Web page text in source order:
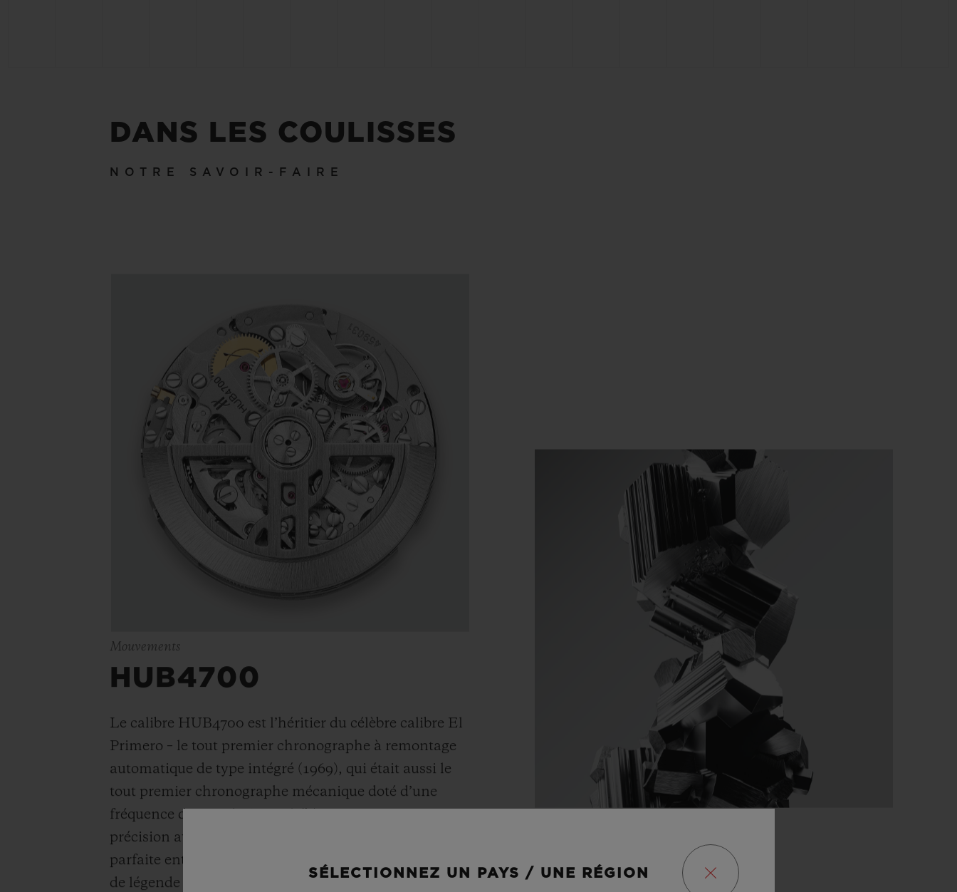
DANS LES COULISSES
NOTRE SAVOIR-FAIRE
Mouvements
HUB4700
Le calibre HUB4700 est l’héritier du célèbre calibre El
Primero – le tout premier chronographe à remontage
automatique de type intégré (1969), qui était aussi le
tout premier chronographe mécanique doté d’une
fréquence de 5 Hz (
précision au 1/10
parfaite entre tradition et innovation, ce mouvement
de légende entièrement squeletté est doté aujourd’hui
TITANE
SÉLECTIONNEZ UN PAYS / UNE RÉGION